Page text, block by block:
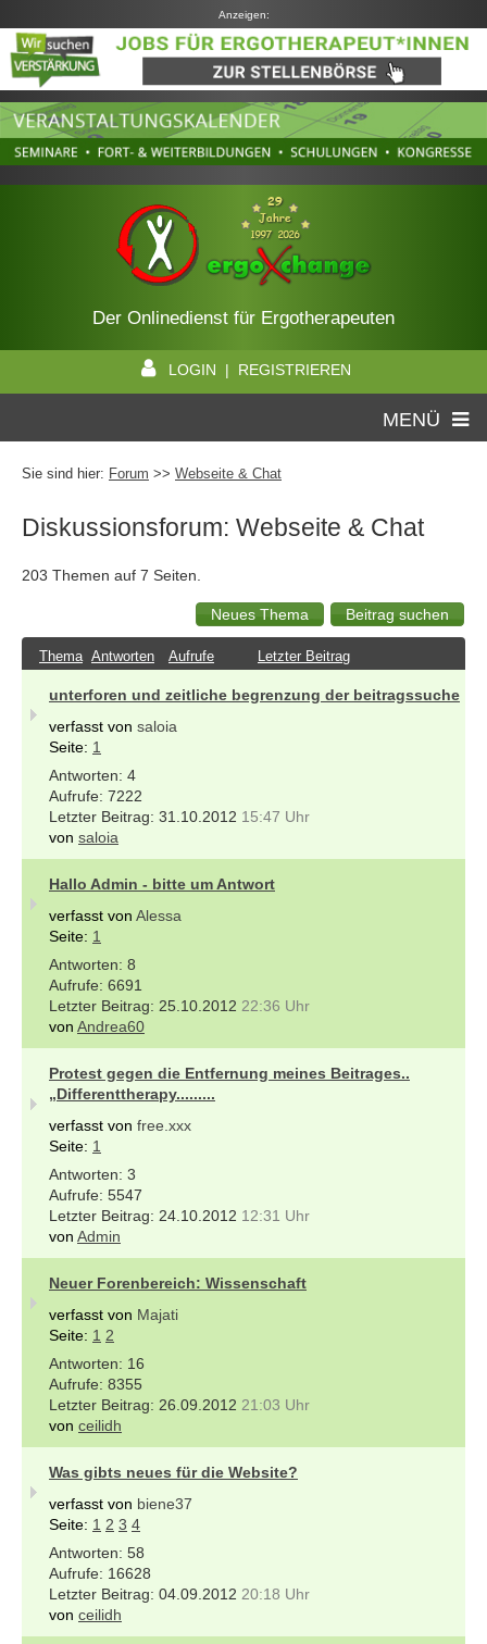
Anzeigen:
Der Onlinedienst für Ergotherapeuten
LOGIN | REGISTRIEREN
MENÜ
Sie sind hier: Forum >> Webseite & Chat
Diskussionsforum: Webseite & Chat
203 Themen auf 7 Seiten.
Thema Antworten Aufrufe Letzter Beitrag
unterforen und zeitliche begrenzung der beitragssuche
verfasst von saloia
Seite: 1
4
7222
31.10.2012 15:47 Uhr
von saloia
Hallo Admin - bitte um Antwort
verfasst von Alessa
Seite: 1
8
6691
25.10.2012 22:36 Uhr
von Andrea60
Protest gegen die Entfernung meines Beitrages..
„Differenttherapy.........
verfasst von free.xxx
Seite: 1
3
5547
24.10.2012 12:31 Uhr
von Admin
Neuer Forenbereich: Wissenschaft
verfasst von Majati
Seite: 1 2
16
8355
26.09.2012 21:03 Uhr
von ceilidh
Was gibts neues für die Website?
verfasst von biene37
Seite: 1 2 3 4
58
16628
04.09.2012 20:18 Uhr
von ceilidh